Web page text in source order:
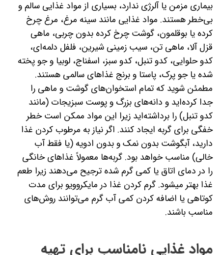
بیماری مزمن یا آلرژی ندارد، بسیاری از مواد غذایی سالم و
بی‌خطر هستند. مواد غذایی مانند سینه مرغ، مرغ چرخ
کرده یا بوقلمون، گوشت چرخ کرده بدون چربی، ماهی
قزل آلا، ماهی تن، سیب زمینی شیرین، فلفل دلمه‌ای،
کدو حلوایی، کدو تنبل، کدو سبز، اسفناج، لوبیا و جو پخته
شده یا جو پرک، پاستا و برنج غذاهای سالمی هستند.
مطمئن شوید که تمام استخوان‌های گوشت و ماهی را
جدا کرده‌اید و دانه‌های بزرگ و پوست سبزیجات (مانند
کدو تنبل) را برداشته‌اید زیرا این مواد ممکن است خطر
خفگی برای گربه ایجاد کنند. اگر نیاز به مرطوب کردن غذا
دارید، آبگوشت بدون نمک و بدون ادویه (یا فقط آب
خالی) مناسب خواهد بود. گربه‌ها معمولاً غذاهای خانگی
را در دمای اتاق یا کمی گرم شده ترجیح می‌دهند زیرا طعم
غذا بهتر میشود. گرم کردن غذا در مایکروویو برای مدت
کوتاهی یا اضافه کردن کمی آب گرم می‌توانند روش‌های
مناسب باشند.
مواد غذایی نامناسب برای تهیه